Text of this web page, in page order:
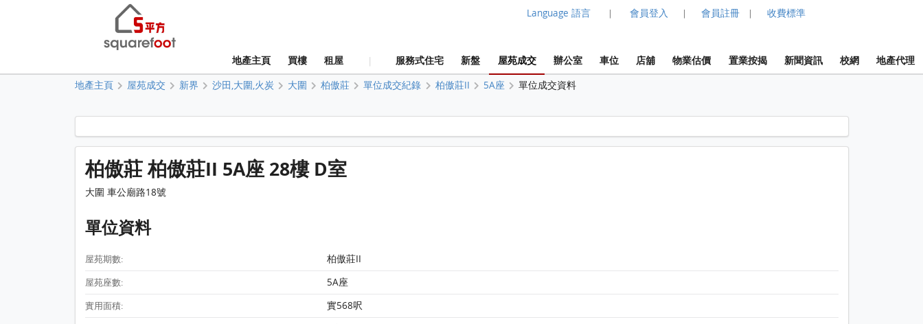
Language 語言 | 會員登入 | 會員註冊 | 收費標準
地產主頁 買樓 租屋 | 服務式住宅 新盤 屋苑成交 辦公室 車位 店舖 物業估價 置業按揭 新聞資訊 校網 地產代理
地產主頁 屋苑成交 新界 沙田,大圍,火炭 大圍 柏傲莊 單位成交紀錄 柏傲莊II 5A座 單位成交資料
柏傲莊 柏傲莊II 5A座 28樓 D室 平面圖
柏傲莊 柏傲莊II 5A座 28樓 D室
大圍 車公廟路18號
單位資料
屋苑期數: 柏傲莊II
屋苑座數: 5A座
實用面積: 實568呎